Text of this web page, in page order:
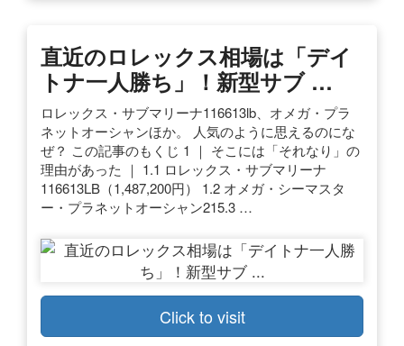
直近のロレックス相場は「デイ
トナ一人勝ち」！新型サブ …
ロレックス・サブマリーナ116613lb、オメガ・プラ
ネットオーシャンほか。 人気のように思えるのにな
ぜ？ この記事のもくじ 1 ｜ そこには「それなり」の
理由があった ｜ 1.1 ロレックス・サブマリーナ
116613LB（1,487,200円） 1.2 オメガ・シーマスタ
ー・プラネットオーシャン215.3 …
Click to visit